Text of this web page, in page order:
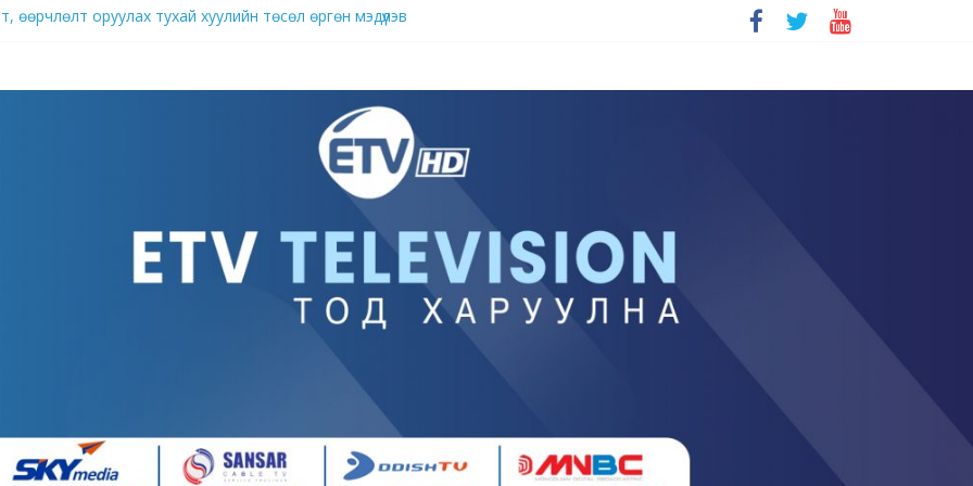
оруулах тухай хуулийн төсөл өргөн мэдүүлэв
импортыг орлох үйлдвэрлэлийг хөгжүүлж байна
ард иргэдийн аж амьдралыг гацаах хэмжээнд хүрч хэрхэвч болохгүй